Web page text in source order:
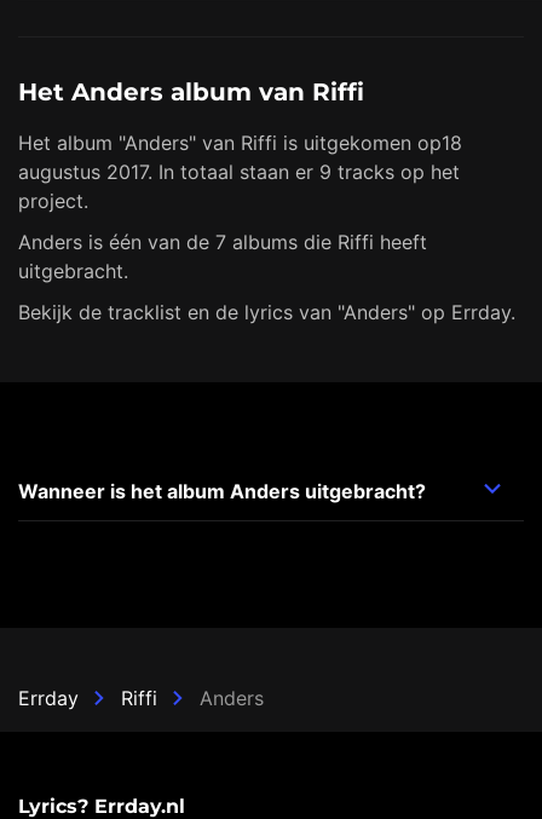
Het Anders album van Riffi
Het album "Anders" van Riffi is uitgekomen op18
augustus 2017. In totaal staan er 9 tracks op het
project.
Anders is één van de 7 albums die Riffi heeft
uitgebracht.
Bekijk de tracklist en de lyrics van "Anders" op Errday.
Wanneer is het album Anders uitgebracht?
Errday Riffi Anders
Lyrics? Errday.nl